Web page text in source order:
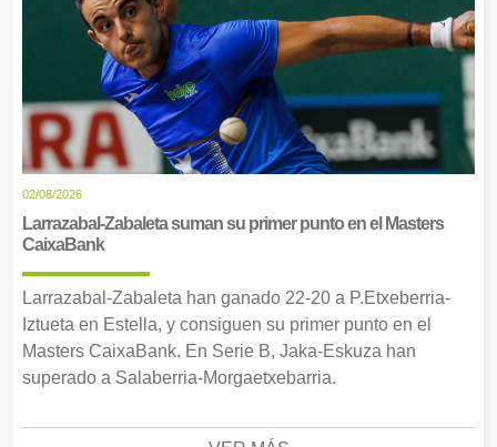
02/08/2026
Larrazabal-Zabaleta suman su primer punto en el Masters
CaixaBank
Larrazabal-Zabaleta han ganado 22-20 a P.Etxeberria-
Iztueta en Estella, y consiguen su primer punto en el
Masters CaixaBank. En Serie B, Jaka-Eskuza han
superado a Salaberria-Morgaetxebarria.